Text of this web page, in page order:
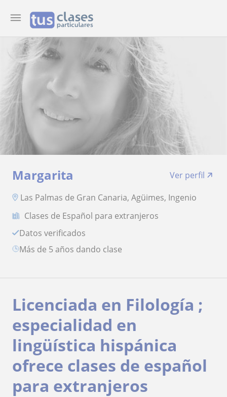
Margarita
Ver perfil
Las Palmas de Gran Canaria, Agüimes, Ingenio
Clases de Español para extranjeros
Datos verificados
más de 5 años dando clase
Licenciada en Filología ;
especialidad en
lingüística hispánica
ofrece clases de español
para extranjeros